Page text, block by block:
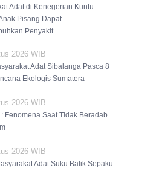
Adat di Kenegerian Kuntu
Pisang Dapat
Penyakit
2026 WIB
Adat Sibalanga Pasca 8
Ekologis Sumatera
2026 WIB
: Fenomena Saat Tidak Beradab
2026 WIB
Adat Suku Balik Sepaku